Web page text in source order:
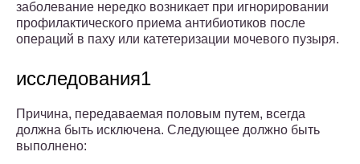
заболевание нередко возникает при игнорировании
профилактического приема антибиотиков после
операций в паху или катетеризации мочевого пузыря.
исследования1
Причина, передаваемая половым путем, всегда
должна быть исключена. Следующее должно быть
выполнено: